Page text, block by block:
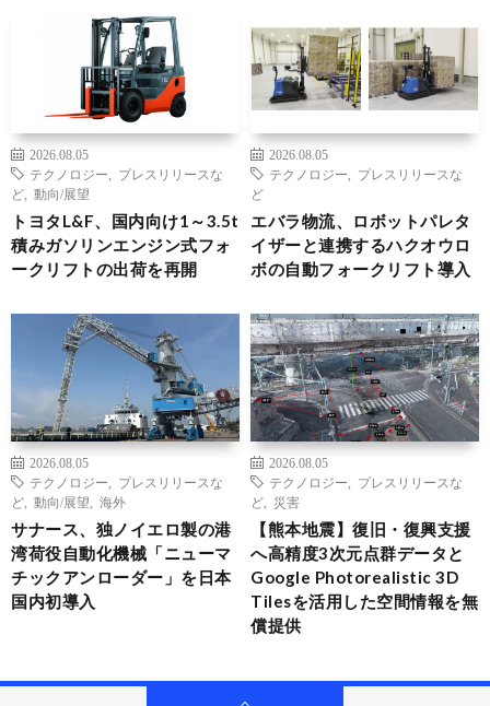
2026.08.05
テクノロジー
プレスリリースな
ど
動向/展望
トヨタL&F、国内向け1～3.5t
積みガソリンエンジン式フォ
ークリフトの出荷を再開
2026.08.05
テクノロジー
プレスリリースな
ど
エバラ物流、ロボットパレタ
イザーと連携するハクオウロ
ボの自動フォークリフト導入
2026.08.05
テクノロジー
プレスリリースな
ど
動向/展望 海外
サナース、独ノイエロ製の港
湾荷役自動化機械「ニューマ
チックアンローダー」を日本
国内初導入
2026.08.05
テクノロジー
プレスリリースな
ど
災害
【熊本地震】復旧・復興支援
へ高精度3次元点群データと
Google Photorealistic 3D
Tilesを活用した空間情報を無
償提供